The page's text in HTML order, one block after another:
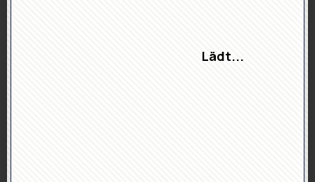
Lädt...